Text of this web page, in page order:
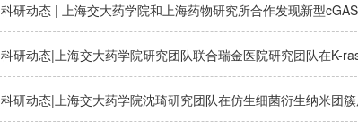
科研动态 | 上海交大药学院和上海药物研究所合作发现新型
科研动态|上海交大药学院研究团队联合瑞金医院研究团队在K-
科研动态|上海交大药学院沈琦研究团队在仿生细菌衍生纳米团